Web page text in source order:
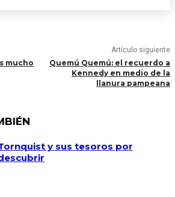
mucho
Artículo siguiente
Quemú Quemú: el recuerdo a
Kennedy en medio de la
llanura pampeana
y sus tesoros por